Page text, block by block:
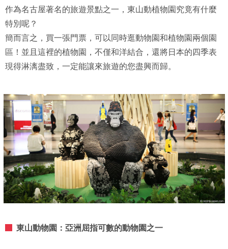
作為名古屋著名的旅遊景點之一，東山動植物園究竟有什麼
特別呢？
簡而言之，買一張門票，可以同時逛動物園和植物園兩個園
區！並且這裡的植物園，不僅和洋結合，還將日本的四季表
現得淋漓盡致，一定能讓來旅遊的您盡興而歸。
東山動物園：亞洲屈指可數的動物園之一